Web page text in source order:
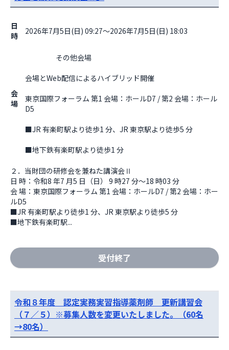
日
時
2026年7月5日(日) 09:27～2026年7月5日(日) 18:03
会
場
会場とWeb配信によるハイブリッド開催
東京国際フォーラム 第1 会場：ホールD7 / 第2 会場：ホール
D5
■JR 有楽町駅より徒歩1 分、JR 東京駅より徒歩5 分
■地下鉄有楽町駅より徒歩1 分
２．当財団の研修会を兼ねた講演会Ⅱ
日 時：令和8 年7 月5 日（日） 9 時27 分～18 時03 分
会 場：東京国際フォーラム 第1 会場：ホールD7 / 第2 会場：ホー
ルD5
■JR 有楽町駅より徒歩1 分、JR 東京駅より徒歩5 分
■地下鉄有楽町駅...
受付終了
令和８年度 認定実務実習指導薬剤師 更新講習会
（７／５）※募集人数を変更いたしました。（60名
→80名）